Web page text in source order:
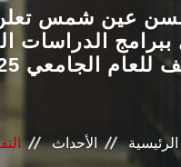
ببرامج الدراسات
للعام الجامعي 2026/2025
الرئيسية الأحداث